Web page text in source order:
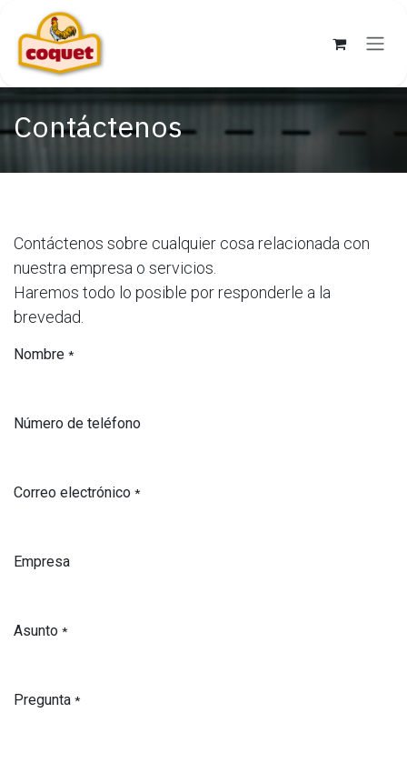
Skip to Content
Contáctenos
Contáctenos sobre cualquier cosa relacionada con
nuestra empresa o servicios.
Haremos todo lo posible por responderle a la
brevedad.
Nombre *
Número de teléfono
Correo electrónico *
Empresa
Asunto *
Pregunta *